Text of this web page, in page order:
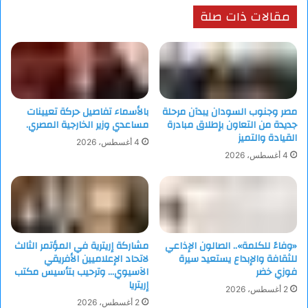
مقالات ذات صلة
مصر وجنوب السودان يبدآن مرحلة
جديدة من التعاون بإطلاق مبادرة
القيادة والتميز
4 أغسطس، 2026
بالأسماء تفاصيل حركة تعيينات
مساعدي وزير الخارجية المصري.
4 أغسطس، 2026
«وفاءً للكلمة».. الصالون الإذاعي
للثقافة والإبداع يستعيد سيرة
فوزي خضر
2 أغسطس، 2026
مشاركة إريترية في المؤتمر الثالث
لاتحاد الإعلاميين الأفريقي
الآسيوي… وترحيب بتأسيس مكتب
إريتريا
2 أغسطس، 2026